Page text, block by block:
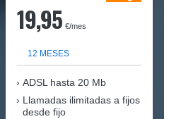
19,95 €/mes
12 MESES
ADSL hasta 20 Mb
Llamadas ilimitadas a fijos
desde fijo